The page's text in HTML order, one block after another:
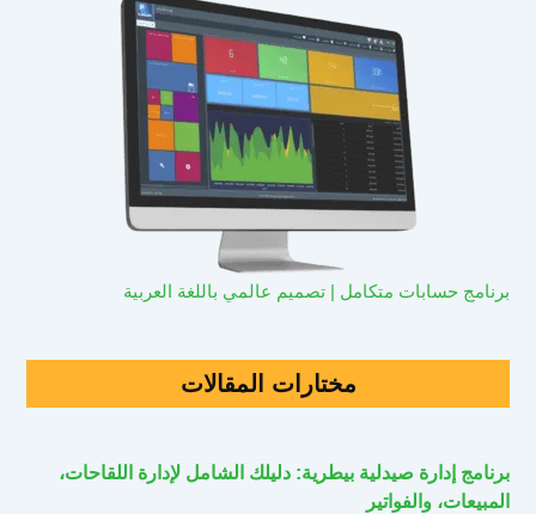
برنامج حسابات متكامل | تصميم عالمي باللغة العربية
مختارات المقالات
برنامج إدارة صيدلية بيطرية: دليلك الشامل لإدارة اللقاحات،
المبيعات، والفواتير